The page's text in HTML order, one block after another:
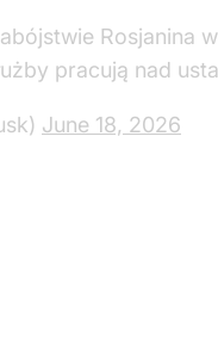
Rosjanina
pracują nad
June 18, 2026